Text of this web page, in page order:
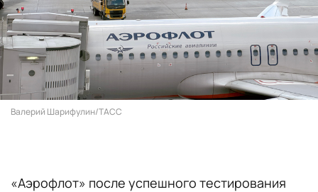
Валерий Шарифулин/ТАСС
«Аэрофлот» после успешного тестирования